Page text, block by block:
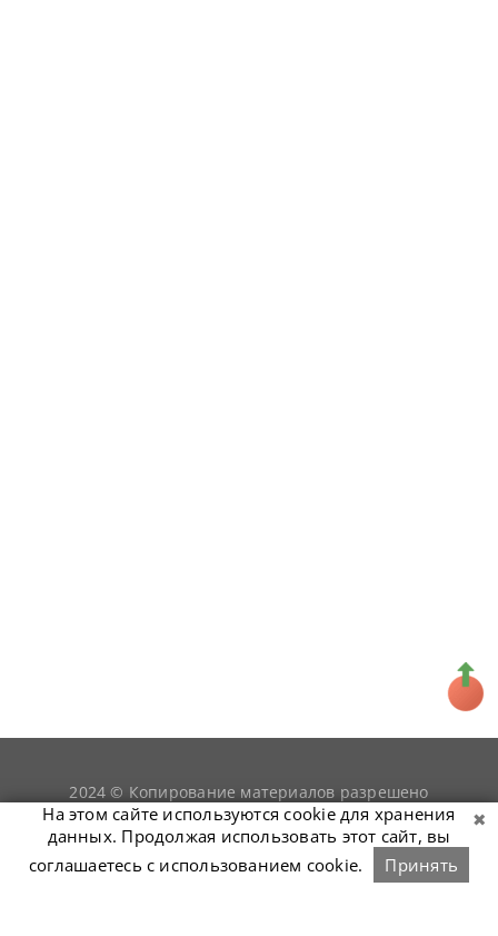
2024 © Копирование материалов разрешено
только при условии гиперссылки наsnookerist.ru
На этом сайте используются cookie для хранения
данных. Продолжая использовать этот сайт, вы
соглашаетесь с использованием cookie.
Принять